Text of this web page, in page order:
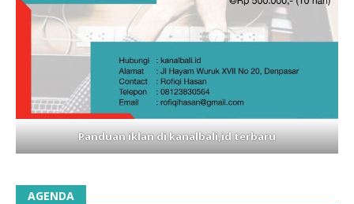
Panduan iklan di kanalbali,id terbaru
AGENDA